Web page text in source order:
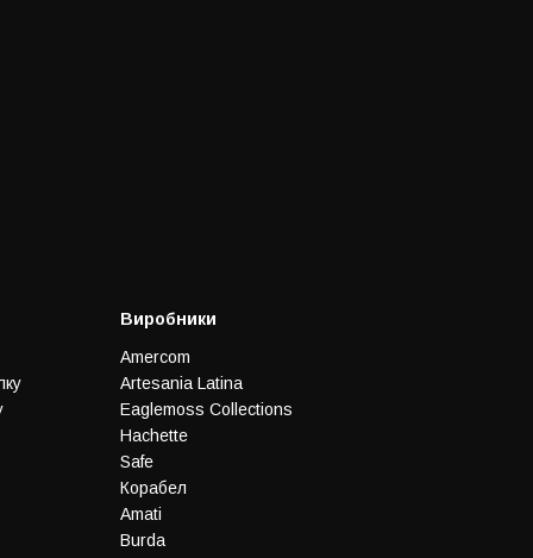
Виробники
Amercom
Artesania Latina
Eaglemoss Collections
Hachette
Safe
Корабел
Amati
Burda